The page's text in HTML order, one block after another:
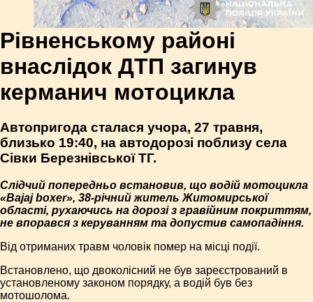
Рівненському районі
внаслідок ДТП загинув
керманич мотоцикла
Автопригода сталася учора, 27 травня,
близько 19:40, на автодорозі поблизу села
Сівки Березнівської ТГ.
Слідчий попередньо встановив, що водій мотоцикла
«Bajaj boxer», 38-річний житель Житомирської
області, рухаючись на дорозі з гравійним покриттям,
не впорався з керуванням та допустив самопадіння.
Від отриманих травм чоловік помер на місці події.
Встановлено, що двоколісний не був зареєстрований в
установленому законом порядку, а водій був без
мотошолома.